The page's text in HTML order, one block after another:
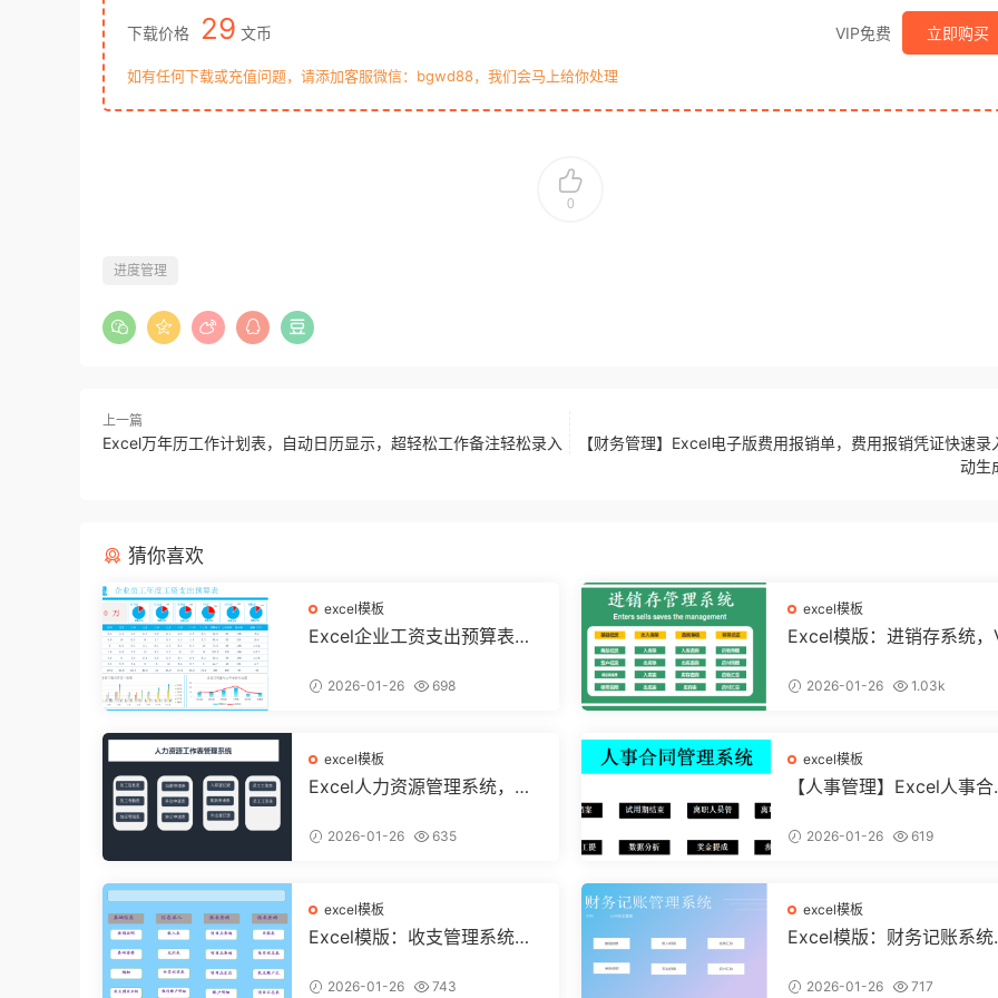
下载价格 29 文币 VIP免费 立即购买
如有任何下载或充值问题，请添加客服微信：bgwd88，我们会马上给你处理
0
进度管理
上一篇
Excel万年历工作计划表，自动日历显示，超轻松工作备注轻松录入
【财务管理】Excel电子版费用报销单，费用报销凭证快速录
动生
猜你喜欢
excel模板
Excel企业工资支出预算表，
不操心【10194】
2026-01-26 698
excel模板
Excel模版：进销存系统，
8】2026-01-26 1.03k
excel模板
Excel人力资源管理系统，自
用不加班
2026-01-26 635
excel模板
【人事管理】Excel人事合
结构分析
2026-01-26 619
excel模板
Excel模版：收支管理系统，
994】
2026-01-26 743
excel模板
Excel模版：财务记账系统
【11261】
2026-01-26 717